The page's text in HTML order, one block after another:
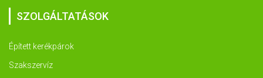
SZOLGÁLTATÁSOK
Épített kerékpárok
Szakszervíz